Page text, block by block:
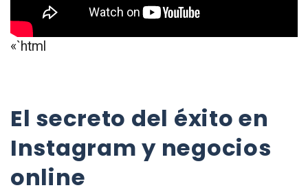
«`html
El secreto del éxito en
Instagram y negocios
online